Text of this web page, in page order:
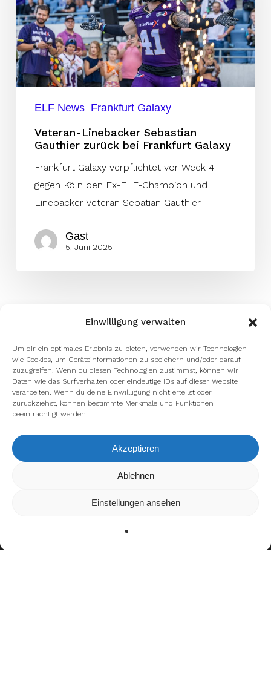
Einwilligung verwalten
Um dir ein optimales Erlebnis zu bieten, verwenden wir Technologien
wie Cookies, um Geräteinformationen zu speichern und/oder darauf
zuzugreifen. Wenn du diesen Technologien zustimmst, können wir
Daten wie das Surfverhalten oder eindeutige IDs auf dieser Website
verarbeiten. Wenn du deine Einwillligung nicht erteilst oder
zurückziehst, können bestimmte Merkmale und Funktionen
beeinträchtigt werden.
Akzeptieren
Ablehnen
Einstellungen ansehen
zurück
bei
Frankfurt
Galaxy
ELF News Frankfurt Galaxy
Veteran-Linebacker Sebastian
Gauthier zurück bei Frankfurt Galaxy
Frankfurt Galaxy verpflichtet vor Week 4
gegen Köln den Ex-ELF-Champion und
Linebacker Veteran Sebatian Gauthier
Gast
5. Juni 2025
Wir verwenden Cookies, um dir die bestmögliche Erfahrung auf
kannst du erfahren, welche Cookies wir
verwenden oder sie ausschalten.